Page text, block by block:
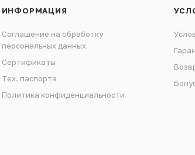
ИНФОРМАЦИЯ
Соглашение на обработку
персональных данных
Сертификаты
Тех. паспорта
Политика конфиденциальности